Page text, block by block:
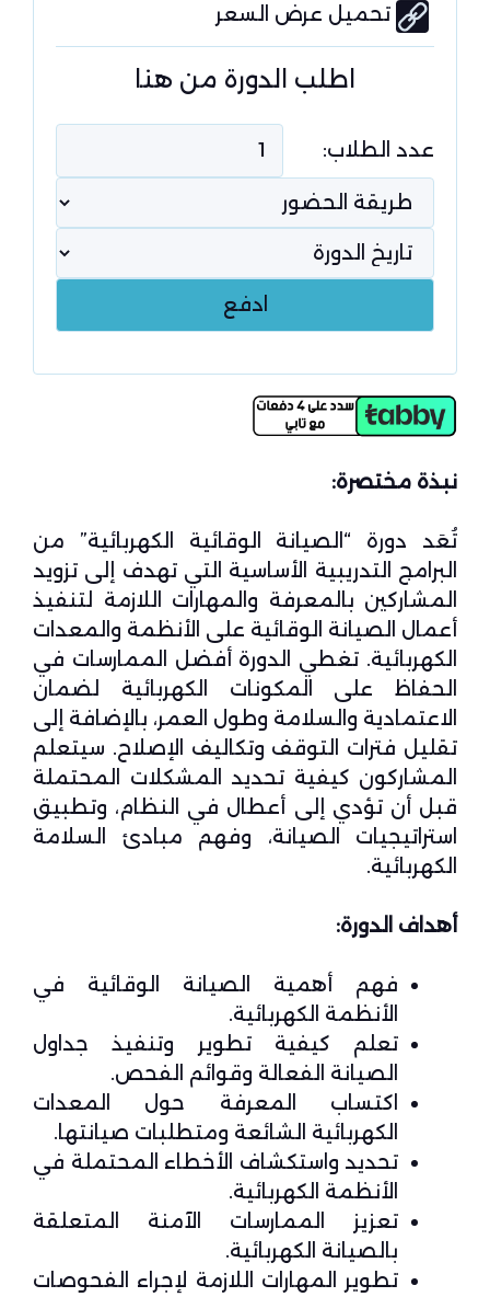
تحميل عرض السعر
اطلب الدورة من هنا
عدد الطلاب:
نبذة مختصرة:
تُعَد دورة “الصيانة الوقائية الكهربائية” من
البرامج التدريبية الأساسية التي تهدف إلى تزويد
المشاركين بالمعرفة والمهارات اللازمة لتنفيذ
أعمال الصيانة الوقائية على الأنظمة والمعدات
الكهربائية. تغطي الدورة أفضل الممارسات في
الحفاظ على المكونات الكهربائية لضمان
الاعتمادية والسلامة وطول العمر، بالإضافة إلى
تقليل فترات التوقف وتكاليف الإصلاح. سيتعلم
المشاركون كيفية تحديد المشكلات المحتملة
قبل أن تؤدي إلى أعطال في النظام، وتطبيق
استراتيجيات الصيانة، وفهم مبادئ السلامة
الكهربائية.
أهداف الدورة:
فهم أهمية الصيانة الوقائية في
الأنظمة الكهربائية.
تعلم كيفية تطوير وتنفيذ جداول
الصيانة الفعالة وقوائم الفحص.
اكتساب المعرفة حول المعدات
الكهربائية الشائعة ومتطلبات صيانتها.
تحديد واستكشاف الأخطاء المحتملة في
الأنظمة الكهربائية.
تعزيز الممارسات الآمنة المتعلقة
بالصيانة الكهربائية.
تطوير المهارات اللازمة لإجراء الفحوصات